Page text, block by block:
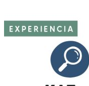
$ 950,00.$ 690,00.